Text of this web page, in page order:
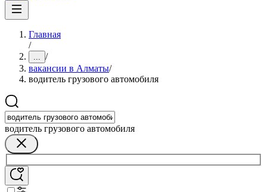
Главная
/
... /
вакансии в Алматы/
водитель грузового автомобиля
водитель грузового автомобиля